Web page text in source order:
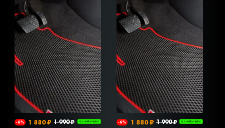
-6% 1 880 ₽ 1 990 ₽ В НАЛИЧИИ -6% 1 880 ₽ 1 990 ₽ В НАЛИЧИИ